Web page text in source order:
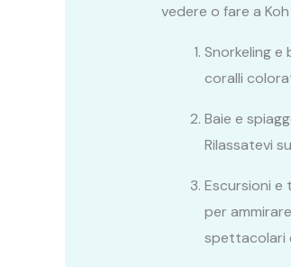
vedere o fare a Koh
Snorkeling e
coralli
Baie e
Rilassatevi
Escursioni e
per
spettacolari